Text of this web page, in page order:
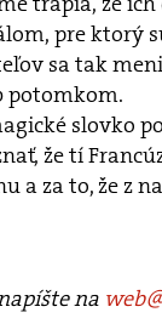
pre ktorý
sa tak
potomkom.
slovko
že tí
a za to, že z
na